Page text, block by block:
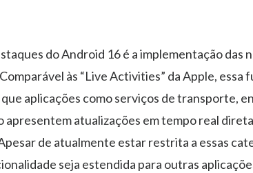
do Android 16 é a implementação das
às “Live Activities” da Apple, essa
aplicações como serviços de transporte,
apresentem atualizações em tempo real
de atualmente estar restrita a essas
seja estendida para outras